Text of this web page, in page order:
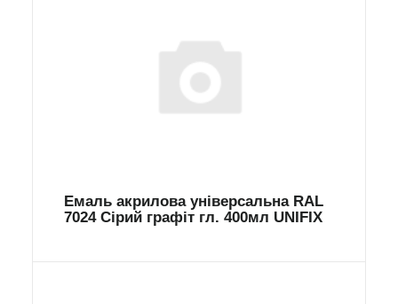
Емаль акрилова універсальна RAL
7024 Сірий графіт гл. 400мл UNIFIX